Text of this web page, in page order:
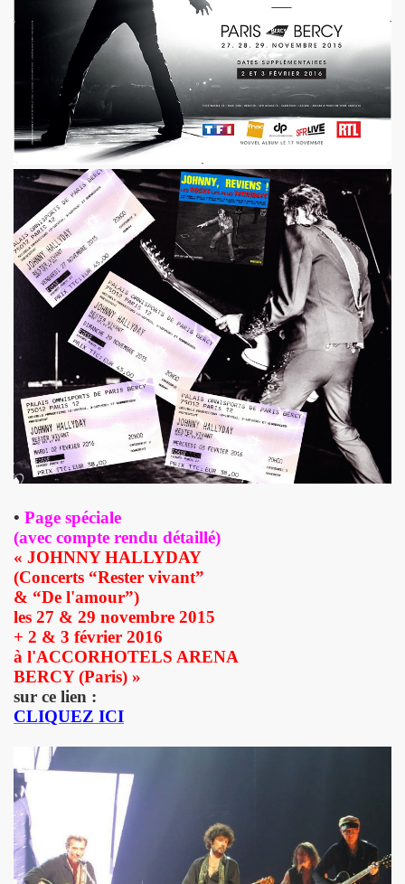
• Page spéciale
(avec compte rendu détaillé)
« JOHNNY HALLYDAY
(Concerts “Rester vivant”
& “De l'amour”)
les 27 & 29 novembre 2015
+ 2 & 3 février 2016
à l'ACCORHOTELS ARENA
BERCY (Paris) »
sur ce lien :
CLIQUEZ ICI
dans "ROCK & FOLK" (juillet 2008).
DE LA DISCOTHEQUE" (septembre 1983).
dans "TELERAMA" du 7 octobre 2009.
sur le site de RFI (octobre 2009).
PACADIS (1978).
"LIBERATION" (14 avril 2003).
nuits" dans "LE MONDE" (avril 2003).
(mars 1997).
dans "ROCK & FOLK" (juin 2003).
(1994) par H.M.
le magazine "FEELING" (numero 3, mars 1978).
nee" ("7 a Paris", 1990).
ALAIN CHENNEVIERE, HUGO HOOKA HEY,
and friends) le 22 janvier 2010 au POINT FMR
THE HELLBOYS, HEARTBREAK HOTEL,
(Paris).
2006 et le 31 mars 2007 au NOUVEAU CASINO (Paris).
(Paris).